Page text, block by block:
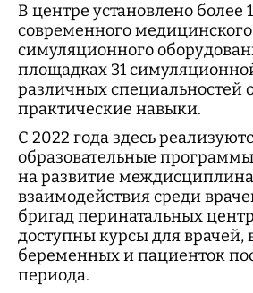
В центре установлено более
современного
симуляционного
площадках 31
различных специальностей
практические навыки.
С 2022 года здесь
образовательные
на развитие
взаимодействия среди
бригад перинатальных
доступны курсы для врачей,
беременных и пациенток
периода.